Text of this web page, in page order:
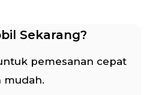
Sekarang?
pemesanan cepat
mudah.